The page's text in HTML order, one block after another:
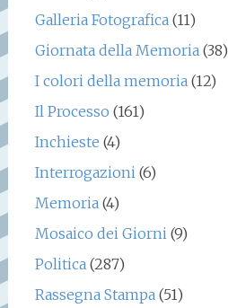
Galleria Fotografica(11)
Giornata della Memoria(38)
I colori della memoria(12)
Il Processo (161)
Inchieste (4)
Interrogazioni(6)
Memoria(4)
Mosaico dei Giorni(9)
Politica(287)
Rassegna Stampa(51)